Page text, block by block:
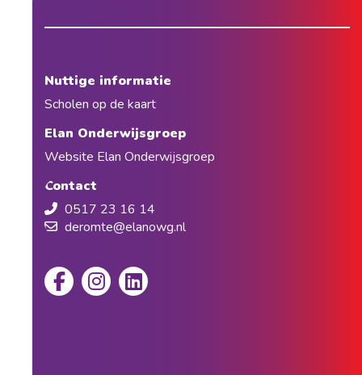
Nuttige informatie
Scholen op de kaart
Elan Onderwijsgroep
Website Elan Onderwijsgroep
Contact
0517 23 16 14
deromte@elanowg.nl